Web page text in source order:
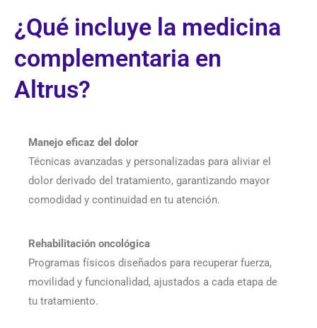
¿Qué incluye la medicina
complementaria en
Altrus?
Manejo eficaz del dolor
Técnicas avanzadas y personalizadas para aliviar el
dolor derivado del tratamiento, garantizando mayor
comodidad y continuidad en tu atención.
Rehabilitación oncológica
Programas físicos diseñados para recuperar fuerza,
movilidad y funcionalidad, ajustados a cada etapa de
tu tratamiento.